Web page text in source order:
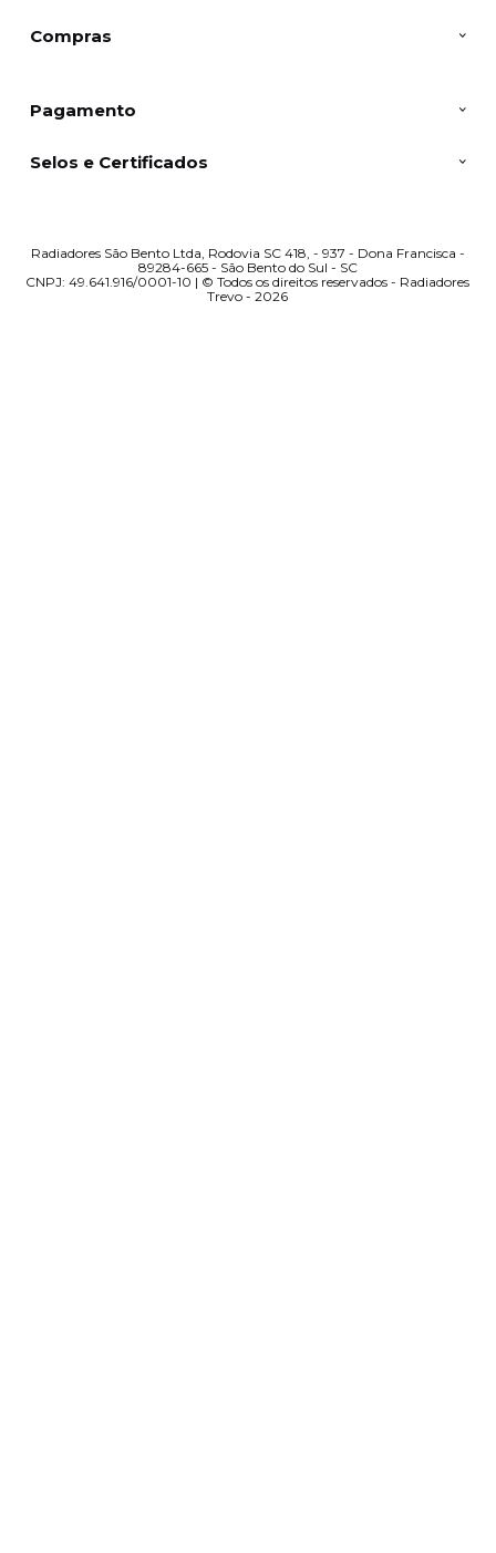
Compras
Pagamento
Selos e Certificados
Radiadores São Bento Ltda, Rodovia SC 418, - 937 - Dona Francisca -
89284-665 - São Bento do Sul - SC
CNPJ: 49.641.916/0001-10 | © Todos os direitos reservados - Radiadores
Trevo - 2026